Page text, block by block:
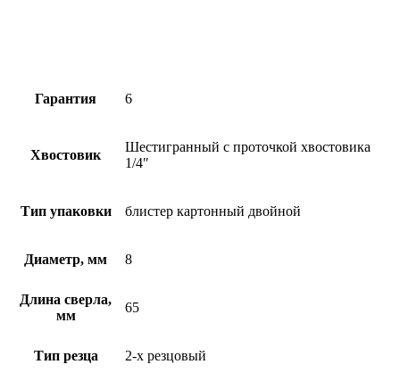
Гарантия 6
Хвостовик
Шестигранный с проточкой хвостовика
1/4″
Тип упаковки блистер картонный двойной
Диаметр, мм 8
Длина сверла,
мм
65
Тип резца 2-х резцовый